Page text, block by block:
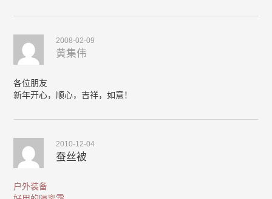
2008-02-09
黄集伟
各位朋友
新年开心，顺心，吉祥，如意！
2010-12-04
蚕丝被
户外装备